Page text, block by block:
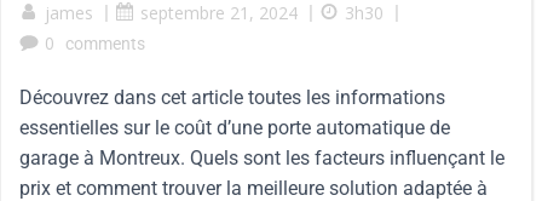
james | septembre 21, 2024 | 3h30 |
0
comments
Découvrez dans cet article toutes les informations
essentielles sur le coût d’une porte automatique de
garage à Montreux. Quels sont les facteurs influençant le
prix et comment trouver la meilleure solution adaptée à